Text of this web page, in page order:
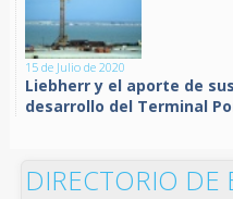
15 de Julio de 2020
Liebherr y el aporte de
desarrollo del Terminal
DIRECTORIO DE